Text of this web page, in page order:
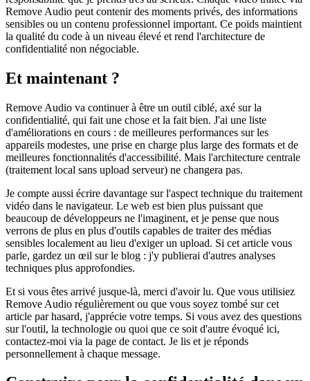
Remove Audio peut contenir des moments privés, des informations
sensibles ou un contenu professionnel important. Ce poids maintient
la qualité du code à un niveau élevé et rend l'architecture de
confidentialité non négociable.
Et maintenant ?
Remove Audio va continuer à être un outil ciblé, axé sur la
confidentialité, qui fait une chose et la fait bien. J'ai une liste
d'améliorations en cours : de meilleures performances sur les
appareils modestes, une prise en charge plus large des formats et de
meilleures fonctionnalités d'accessibilité. Mais l'architecture centrale
(traitement local sans upload serveur) ne changera pas.
Je compte aussi écrire davantage sur l'aspect technique du traitement
vidéo dans le navigateur. Le web est bien plus puissant que
beaucoup de développeurs ne l'imaginent, et je pense que nous
verrons de plus en plus d'outils capables de traiter des médias
sensibles localement au lieu d'exiger un upload. Si cet article vous
parle, gardez un œil sur le blog : j'y publierai d'autres analyses
techniques plus approfondies.
Et si vous êtes arrivé jusque-là, merci d'avoir lu. Que vous utilisiez
Remove Audio régulièrement ou que vous soyez tombé sur cet
article par hasard, j'apprécie votre temps. Si vous avez des questions
sur l'outil, la technologie ou quoi que ce soit d'autre évoqué ici,
contactez-moi via la page de contact. Je lis et je réponds
personnellement à chaque message.